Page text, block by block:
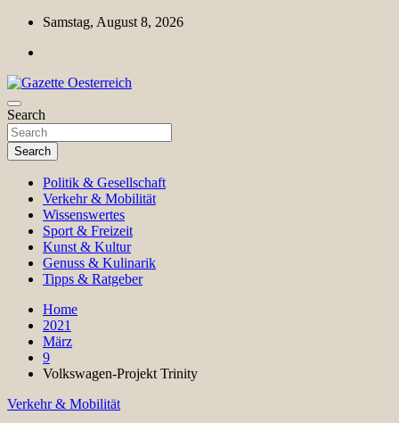
Skip
content
Samstag, August 8, 2026
Gazette Oesterreich
Magazin für Freizeit, Politik, Kultur & Wissenschaft
Search
Search
Politik & Gesellschaft
Verkehr & Mobilität
Wissenswertes
Sport & Freizeit
Kunst & Kultur
Genuss & Kulinarik
Tipps & Ratgeber
Home
2021
März
9
Volkswagen-Projekt Trinity
Verkehr & Mobilität